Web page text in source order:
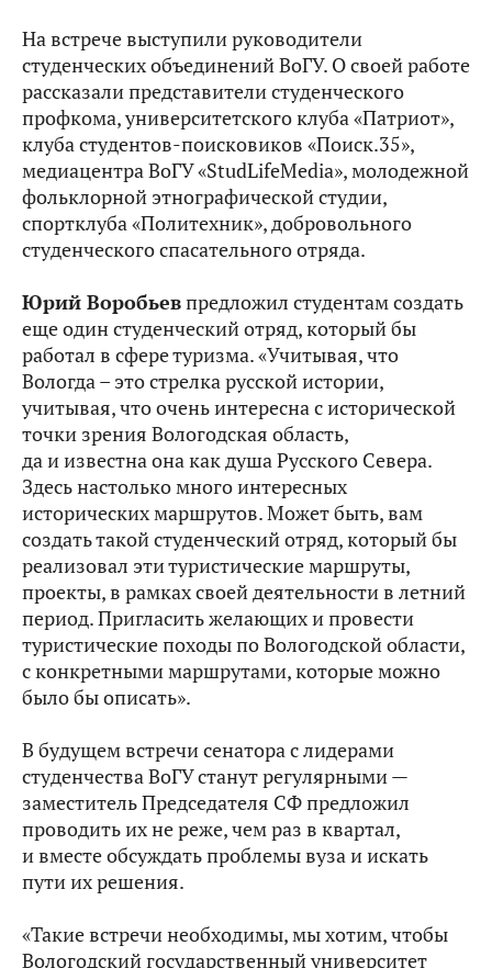
На встрече выступили руководители
студенческих объединений ВоГУ. О своей работе
рассказали представители студенческого
профкома, университетского клуба «Патриот»,
клуба студентов-поисковиков «Поиск.35»,
медиацентра ВоГУ «StudLifeMedia», молодежной
фольклорной этнографической студии,
спортклуба «Политехник», добровольного
студенческого спасательного отряда.
Юрий Воробьевпредложил студентам создать
еще один студенческий отряд, который бы
работал в сфере туризма. «Учитывая, что
Вологда – это стрелка русской истории,
учитывая, что очень интересна с исторической
точки зрения Вологодская область,
да и известна она как душа Русского Севера.
Здесь настолько много интересных
исторических маршрутов. Может быть, вам
создать такой студенческий отряд, который бы
реализовал эти туристические маршруты,
проекты, в рамках своей деятельности в летний
период. Пригласить желающих и провести
туристические походы по Вологодской области,
с конкретными маршрутами, которые можно
было бы описать».
В будущем встречи сенатора с лидерами
студенчества ВоГУ станут регулярными —
заместитель Председателя СФ предложил
проводить их не реже, чем раз в квартал,
и вместе обсуждать проблемы вуза и искать
пути их решения.
«Такие встречи необходимы, мы хотим, чтобы
Вологодский государственный университет